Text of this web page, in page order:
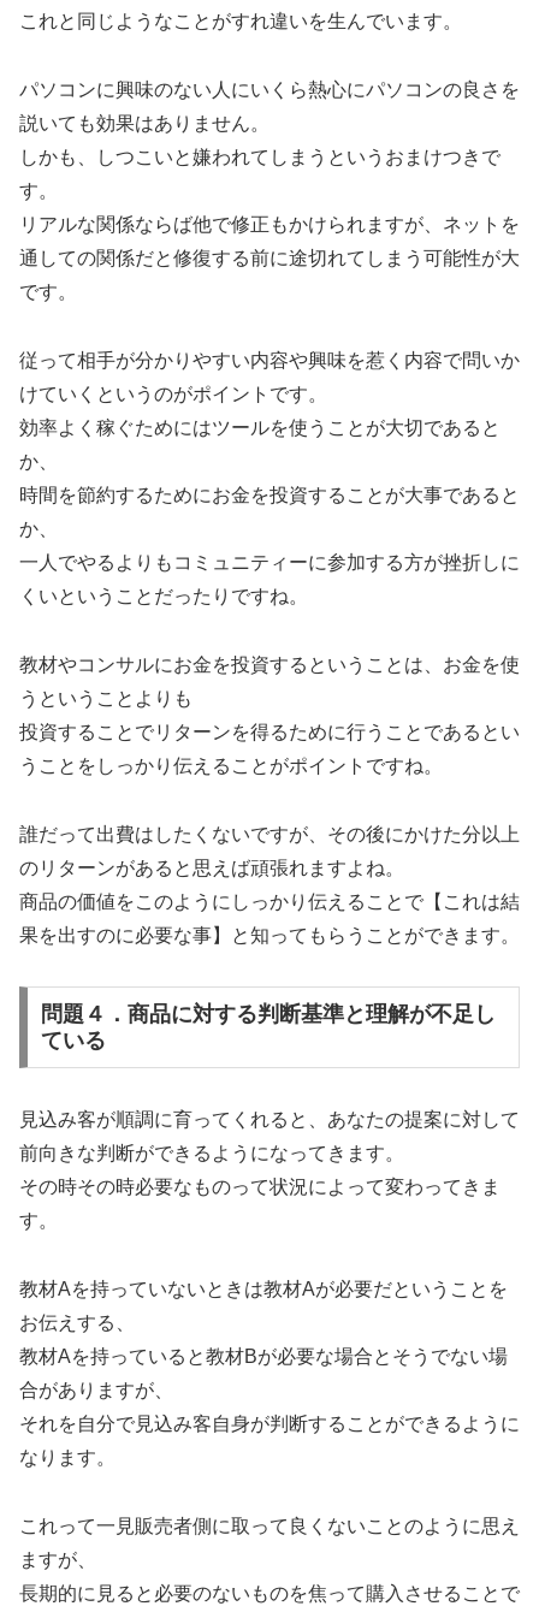
これと同じようなことがすれ違いを生んでいます。
パソコンに興味のない人にいくら熱心にパソコンの良さを
説いても効果はありません。
しかも、しつこいと嫌われてしまうというおまけつきで
す。
リアルな関係ならば他で修正もかけられますが、ネットを
通しての関係だと修復する前に途切れてしまう可能性が大
です。
従って相手が分かりやすい内容や興味を惹く内容で問いか
けていくというのがポイントです。
効率よく稼ぐためにはツールを使うことが大切であると
か、
時間を節約するためにお金を投資することが大事であると
か、
一人でやるよりもコミュニティーに参加する方が挫折しに
くいということだったりですね。
教材やコンサルにお金を投資するということは、お金を使
うということよりも
投資することでリターンを得るために行うことであるとい
うことをしっかり伝えることがポイントですね。
誰だって出費はしたくないですが、その後にかけた分以上
のリターンがあると思えば頑張れますよね。
商品の価値をこのようにしっかり伝えることで【これは結
果を出すのに必要な事】と知ってもらうことができます。
問題４．商品に対する判断基準と理解が不足し
ている
見込み客が順調に育ってくれると、あなたの提案に対して
前向きな判断ができるようになってきます。
その時その時必要なものって状況によって変わってきま
す。
教材Aを持っていないときは教材Aが必要だということを
お伝えする、
教材Aを持っていると教材Bが必要な場合とそうでない場
合がありますが、
それを自分で見込み客自身が判断することができるように
なります。
これって一見販売者側に取って良くないことのように思え
ますが、
長期的に見ると必要のないものを焦って購入させることで